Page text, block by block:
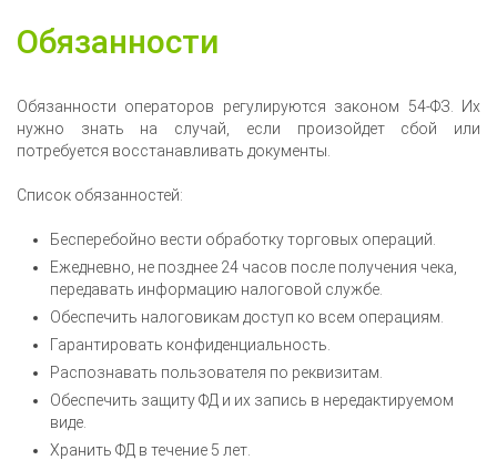
Обязанности
Обязанности операторов регулируются законом 54-ФЗ. Их
нужно знать на случай, если произойдет сбой или
потребуется восстанавливать документы.
Список обязанностей:
Бесперебойно вести обработку торговых операций.
Ежедневно, не позднее 24 часов после получения чека,
передавать информацию налоговой службе.
Обеспечить налоговикам доступ ко всем операциям.
Гарантировать конфиденциальность.
Распознавать пользователя по реквизитам.
Обеспечить защиту ФД и их запись в нередактируемом
виде.
Хранить ФД в течение 5 лет.